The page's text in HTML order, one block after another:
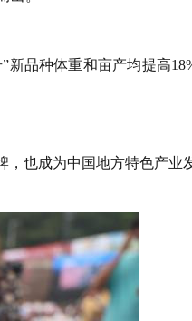
品种体重和亩产均提高
也成为中国地方特色产业